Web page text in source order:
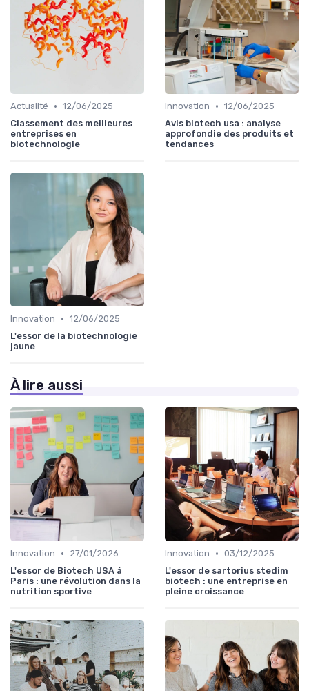
Actualité • 12/06/2025
Classement des meilleures
entreprises en
biotechnologie
Innovation • 12/06/2025
Avis biotech usa : analyse
approfondie des produits et
tendances
Innovation • 12/06/2025
L'essor de la biotechnologie
jaune
À lire aussi
Innovation •
27/01/2026
L'essor de Biotech USA à
Paris : une révolution dans la
nutrition sportive
Innovation • 03/12/2025
L'essor de sartorius stedim
biotech : une entreprise en
pleine croissance